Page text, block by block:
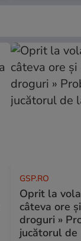
GSP.RO
Oprit la
câteva ore
droguri »
jucătorul